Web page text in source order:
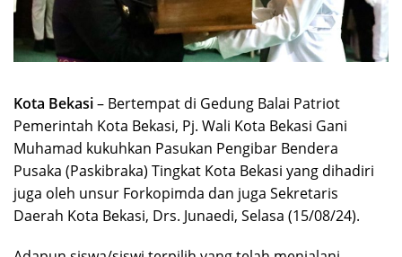
Kota Bekasi– Bertempat di Gedung Balai Patriot
Pemerintah Kota Bekasi, Pj. Wali Kota Bekasi Gani
Muhamad kukuhkan Pasukan Pengibar Bendera
Pusaka (Paskibraka) Tingkat Kota Bekasi yang dihadiri
juga oleh unsur Forkopimda dan juga Sekretaris
Daerah Kota Bekasi, Drs. Junaedi, Selasa (15/08/24).